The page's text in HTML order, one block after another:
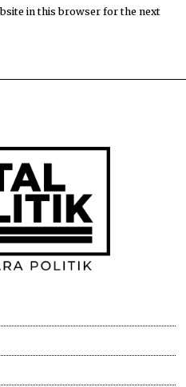
in this browser for the next